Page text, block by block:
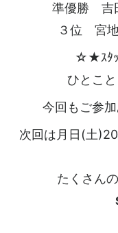
準優勝 吉
３位 宮
☆★ｽﾀ
ひとこ
今回もご参
次回は月日(土
たくさん